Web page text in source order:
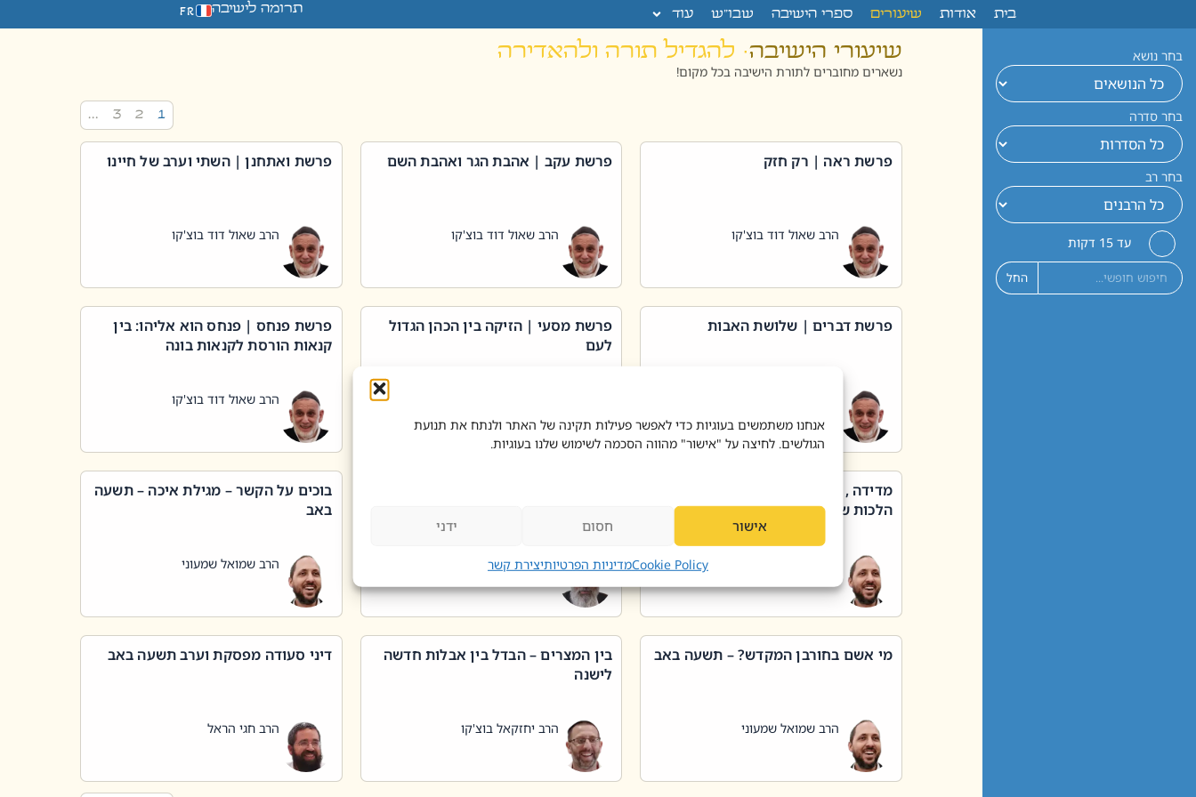
אנחנו משתמשים בעוגיות כדי לאפשר פעילות תקינה של האתר ולנתח את תנועת
הגולשים. לחיצה על "אישור" מהווה הסכמה לשימוש שלנו בעוגיות.
אישור חסום ידני
Cookie Policyמדיניות הפרטיותיצירת קשר
בית אודות שיעורים ספרי הישיבה שבו”ש עוד תרומה לישיבה FR
בחר נושא
בחר סדרה
בחר רב
עד 15 דקות
החל
שיעורי הישיבה· להגדיל תורה ולהאדירה
נשארים מחוברים לתורת הישיבה בכל מקום!
1
2
3
…
פרשת ראה | רק חזק
הרב שאול דוד בוצ'קו
פרשת עקב | אהבת הגר ואהבת השם
הרב שאול דוד בוצ'קו
פרשת ואתחנן | השתי וערב של חיינו
הרב שאול דוד בוצ'קו
פרשת דברים | שלושת האבות
פרשת מסעי | הזיקה בין הכהן הגדול
לעם
פרשת פנחס | פנחס הוא אליהו: בין
קנאות הורסת לקנאות בונה
הרב שאול דוד בוצ'קו
מדידה , קניה , שטיפת כלים בשבת –
הלכות שבת – סימן שכג
הרב יאיר בידני
בוכים על הקשר – מגילת איכה – תשעה
באב
הרב שמואל שמעוני
מי אשם בחורבן המקדש? – תשעה באב
הרב שמואל שמעוני
בין המצרים – הבדל בין אבלות חדשה
לישנה
הרב יחזקאל בוצ'קו
דיני סעודה מפסקת וערב תשעה באב
הרב חגי הראל